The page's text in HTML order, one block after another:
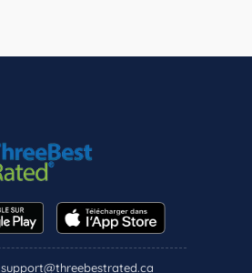
support@threebestrated.ca